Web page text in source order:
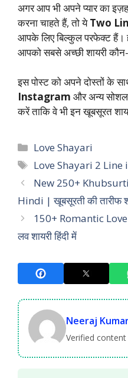
अगर आप भी अपने प्यार का
करना चाहते हैं, तो येTwo
आपके लिए बिल्कुल परफेक्ट
आपको सबसे अच्छी शायरी
इस पोस्ट को अपने दोस्तों के
Instagram और अन्य सोशल
करें ताकि वे भी इन खूबसूरत
Categories
Love Shayari
Tags
Love Shayari 2 Line
New 250+
Hindi | खूबसूरती की तारीफ
150+ Romantic
लव शायरी हिंदी में
Neeraj
Verified